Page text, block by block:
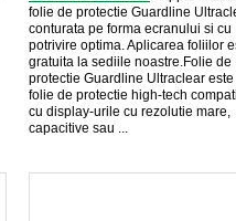
folie de protectie Guardline
conturata pe forma ecranului si cu
potrivire optima. Aplicarea foliilor
gratuita la sediile noastre.Folie de
protectie Guardline Ultraclear este
folie de protectie high-tech
cu display-urile cu rezolutie mare,
capacitive sau ...